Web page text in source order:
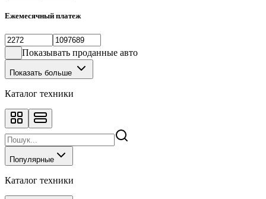
Ежемесячный платеж
Показывать проданные авто
Показать больше
Каталог техники
Популярные
Каталог техники